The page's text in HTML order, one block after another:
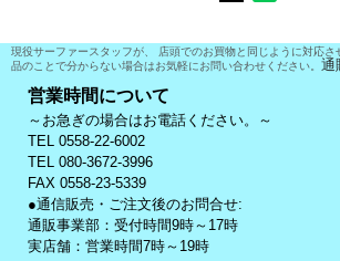
現役サーファースタッフが、 店頭でのお買物と同じように対応
品のことで分からない場合はお気軽にお問い合わせください。 通
営業時間について
～お急ぎの場合はお電話ください。～
TEL 0558-22-6002
TEL 080-3672-3996
FAX 0558-23-5339
●通信販売・ご注文後のお問合せ:
通販事業部：受付時間9時～17時
実店舗：営業時間7時～19時